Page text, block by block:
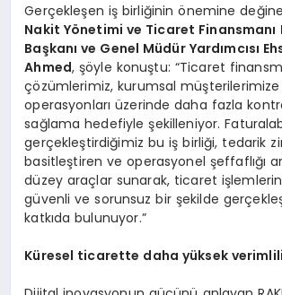
Gerçekleşen iş birliğinin önemine
Nakit Yönetimi ve Ticaret Finansmanı
Başkanı ve Genel Müdür Yardımcısı
Ahmed, şöyle konuştu: “Ticaret
çözümlerimiz, kurumsal
operasyonları üzerinde daha fazla
sağlama hedefiyle şekilleniyor.
gerçekleştirdiğimiz bu iş birliği, tedarik
basitleştiren ve operasyonel şeffaflığı
düzey araçlar sunarak, ticaret
güvenli ve sorunsuz bir şekilde
katkıda bulunuyor.”
Küresel ticarette daha yüksek